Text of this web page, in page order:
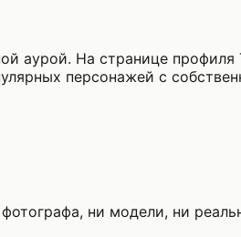
аурой. На странице
персонажей с
ни модели, ни